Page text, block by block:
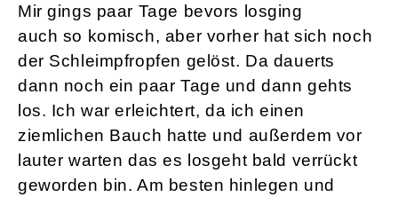
Mir gings paar Tage bevors losging
auch so komisch, aber vorher hat sich noch
der Schleimpfropfen gelöst. Da dauerts
dann noch ein paar Tage und dann gehts
los. Ich war erleichtert, da ich einen
ziemlichen Bauch hatte und außerdem vor
lauter warten das es losgeht bald verrückt
geworden bin. Am besten hinlegen und